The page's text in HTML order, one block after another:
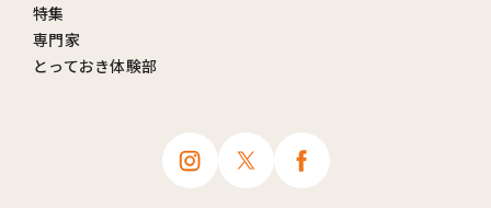
特集
専門家
とっておき体験部